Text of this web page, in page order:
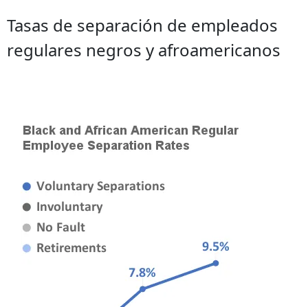
Tasas de separación de empleados
regulares negros y afroamericanos